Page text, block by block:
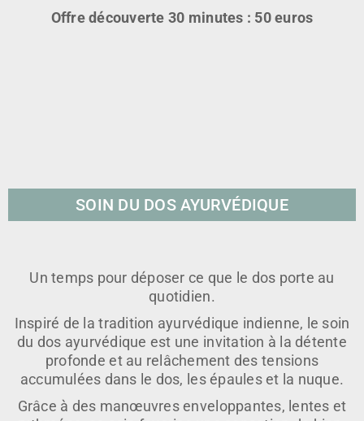
Offre découverte 30 minutes : 50 euros
SOIN DU DOS AYURVÉDIQUE
Un temps pour déposer ce que le dos porte au
quotidien.
Inspiré de la tradition ayurvédique indienne, le soin
du dos ayurvédique est une invitation à la détente
profonde et au relâchement des tensions
accumulées dans le dos, les épaules et la nuque.
Grâce à des manœuvres enveloppantes, lentes et